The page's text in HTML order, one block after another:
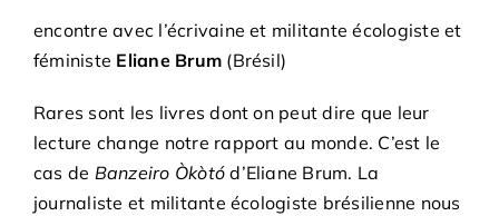
encontre avec l’écrivaine et militante écologiste et
féministe Eliane Brum (Brésil)
Rares sont les livres dont on peut dire que leur
lecture change notre rapport au monde. C’est le
cas de Banzeiro Òkòtó d’Eliane Brum. La
journaliste et militante écologiste brésilienne nous